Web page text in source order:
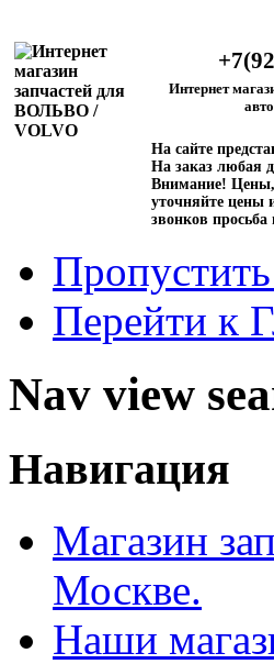
Интернет
На сайте
На заказ любая
Внимание! Цены,
уточняйте цены
звонков
Перейти к
Nav view
Навигация
Магазин
Москве.
Наши